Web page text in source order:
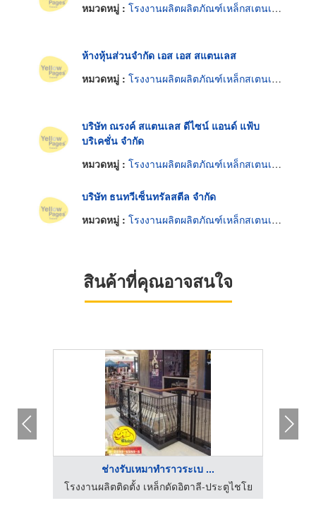
หมวดหมู่ : โรงงานผลิตผลิตภัณฑ์เหล็กสเตนเลส
ห้างหุ้นส่วนจำกัด เอส เอส สแตนเลส
หมวดหมู่ : โรงงานผลิตผลิตภัณฑ์เหล็กสเตนเลส
บริษัท ณรงค์ สแตนเลส ดีไซน์ แอนด์ แฟ้บ
บริเคชั่น จำกัด
หมวดหมู่ : โรงงานผลิตผลิตภัณฑ์เหล็กสเตนเลส
บริษัท ธนทวีเซ็นทรัลสตีล จำกัด
หมวดหมู่ : โรงงานผลิตผลิตภัณฑ์เหล็กสเตนเลส
สินค้าที่คุณอาจสนใจ
ช่างรับเหมาทำราวระเบ ...
โรงงานผลิตติดตั้ง เหล็กดัดอิตาลี-ประตูไชโย